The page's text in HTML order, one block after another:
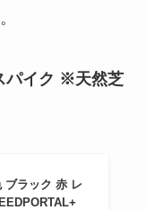
パイク ※天然芝
ブラック 赤 レ